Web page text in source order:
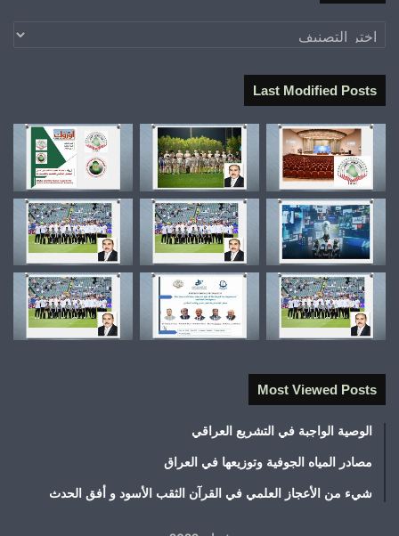
تصنيفات
Last Modified Posts
Most Viewed Posts
الوصية الواجبة في التشريع العراقي
مصادر المياه الجوفية وتوزيعها في العراق
شيء من الأعجاز العلمي في القرآن الثقب الأسود و أفق الحدث